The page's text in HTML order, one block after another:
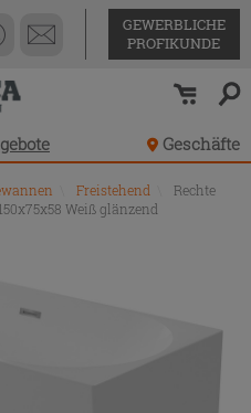
GEWERBLICHE
PROFIKUNDE
Geschäfte
Freistehend
Rechte
Weiß glänzend